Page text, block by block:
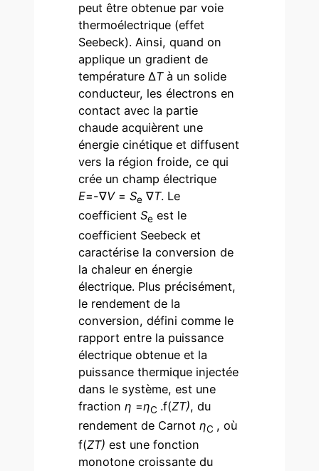
peut être obtenue par voie
thermoélectrique (effet
Seebeck). Ainsi, quand on
applique un gradient de
température ΔTà un solide
conducteur, les électrons en
contact avec la partie
chaude acquièrent une
énergie cinétique et diffusent
vers la région froide, ce qui
crée un champ électrique
E=-∇V=Se ∇T. Le
coefficientSe est le
coefficient Seebeck et
caractérise la conversion de
la chaleur en énergie
électrique. Plus précisément,
le rendement de la
conversion, défini comme le
rapport entre la puissance
électrique obtenue et la
puissance thermique injectée
dans le système, est une
fractionη =ηC .f(ZT), du
rendement de CarnotηC , où
f(ZT) est une fonction
monotone croissante du